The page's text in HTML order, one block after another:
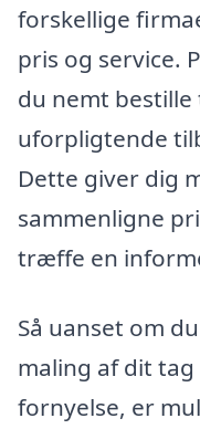
forskellige
pris og service.
du nemt
uforpligtende
Dette giver dig
sammenligne
træffe en
Så uanset om
maling af dit
fornyelse, er